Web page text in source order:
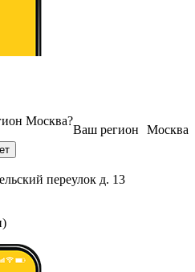
Москва
Ваш регион
Москва?
переулок д. 13